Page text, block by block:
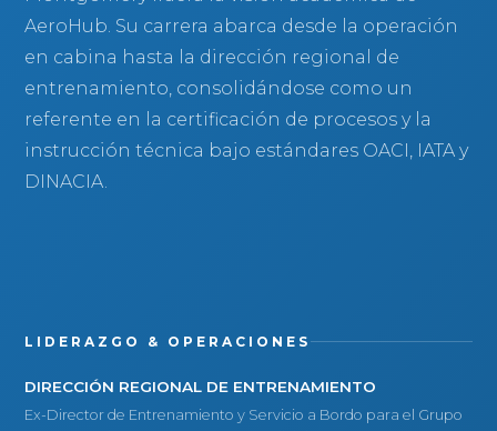
AeroHub. Su carrera abarca desde la operación
en cabina hasta la dirección regional de
entrenamiento, consolidándose como un
referente en la certificación de procesos y la
instrucción técnica bajo estándares OACI, IATA y
DINACIA.
LIDERAZGO & OPERACIONES
DIRECCIÓN REGIONAL DE ENTRENAMIENTO
Ex-Director de Entrenamiento y Servicio a Bordo para el Grupo